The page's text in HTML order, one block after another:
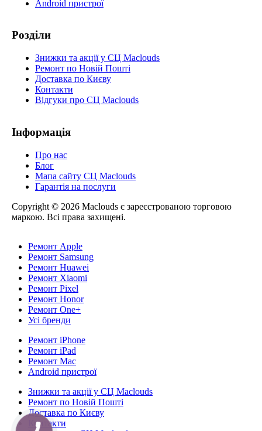
Android пристрої
Розділи
Знижки та акції у СЦ Maclouds
Ремонт по Новій Пошті
Доставка по Києву
Контакти
Відгуки про СЦ Maclouds
Інформація
Про нас
Блог
Мапа сайту СЦ Maclouds
Гарантія на послуги
Copyright © 2026 Maclouds є зареєстрованою торговою
маркою. Всі права захищені.
Ремонт Apple
Ремонт Samsung
Ремонт Huawei
Ремонт Xiaomi
Ремонт Pixel
Ремонт Honor
Ремонт One+
Усі бренди
Ремонт iPhone
Ремонт iPad
Ремонт Mac
Android пристрої
Знижки та акції у СЦ Maclouds
Ремонт по Новій Пошті
Доставка по Києву
Контакти